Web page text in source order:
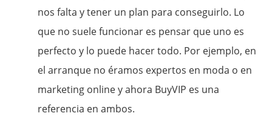
nos falta y tener un plan para conseguirlo. Lo
que no suele funcionar es pensar que uno es
perfecto y lo puede hacer todo. Por ejemplo, en
el arranque no éramos expertos en moda o en
marketing online y ahora BuyVIP es una
referencia en ambos.